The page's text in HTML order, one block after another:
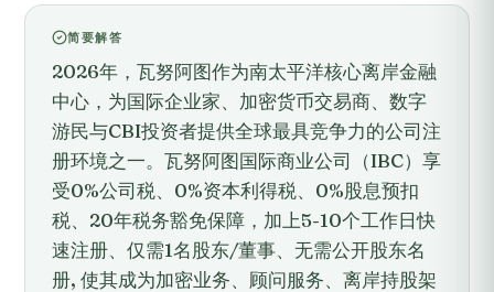
简要解答
2026年，瓦努阿图作为南太平洋核心离岸金融
中心，为国际企业家、加密货币交易商、数字
游民与CBI投资者提供全球最具竞争力的公司注
册环境之一。瓦努阿图国际商业公司（IBC）享
受0%公司税、0%资本利得税、0%股息预扣
税、20年税务豁免保障，加上5-10个工作日快
速注册、仅需1名股东/董事、无需公开股东名
册, 使其成为加密业务、顾问服务、离岸持股架